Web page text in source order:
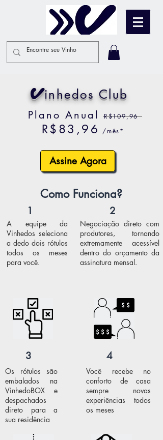
Vinhedos Club
Plano AnualR$109,96
R$83,96 /mês*
Assine Agora
Como Funciona?
1
A equipe da
Vinhedos seleciona
a dedo dois rótulos
todos os meses
para você.
3
Os rótulos são
embalados na
VinhedoBOX e
despachados
direto para a
sua residência
2
Negociação direto com
produtores, tornando
extremamente acessível
dentro do orçamento da
assinatura mensal.
4
Você recebe no
conforto de casa
sempre novas
experiências todos
os meses